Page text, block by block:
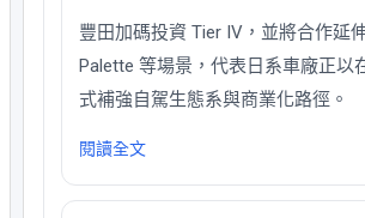
豐田加碼投資 Tier IV，並將合作延
Palette 等場景，代表日系車廠正以
式補強自駕生態系與商業化路徑。
閱讀全文